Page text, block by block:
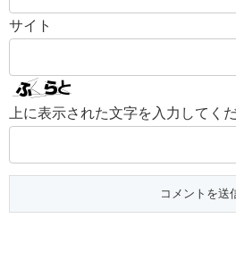
サイト
上に表示された文字を入力してくだ